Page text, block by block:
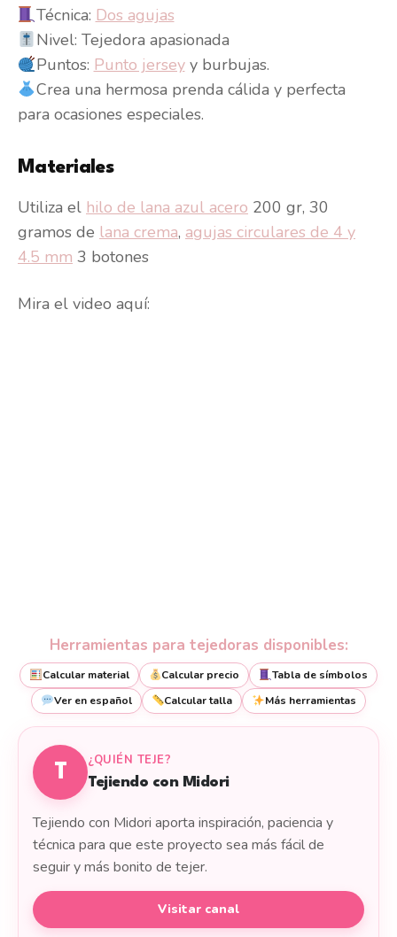
Técnica: Dos agujas
Nivel: Tejedora apasionada
Puntos: Punto jerseyy burbujas.
Crea una hermosa prenda cálida y perfecta
para ocasiones especiales.
Materiales
Utiliza el hilo de lana azul acero 200 gr, 30
gramos de lana crema, agujas circulares de 4 y
4.5 mm 3 botones
Mira el video aquí:
Herramientas para tejedoras disponibles:
Calcular material Calcular precio
Tabla de símbolos
Ver en español
Calcular talla Más herramientas
T
¿QUIÉN TEJE?
Tejiendo con Midori
Tejiendo con Midori aporta inspiración, paciencia y
técnica para que este proyecto sea más fácil de
seguir y más bonito de tejer.
Visitar canal